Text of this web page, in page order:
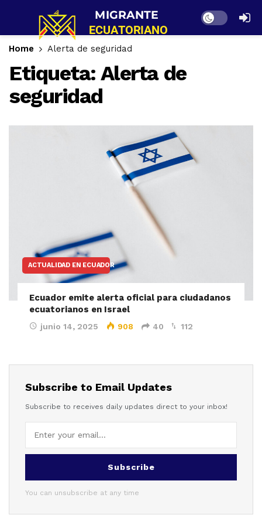
Dark mode
Home Alerta de seguridad
Etiqueta: Alerta de
seguridad
ACTUALIDAD EN ECUADOR
Ecuador emite alerta oficial para ciudadanos
ecuatorianos en Israel
junio 14, 2025 908 40 112
Subscribe to Email Updates
Subscribe to receives daily updates direct to your inbox!
Subscribe
You can unsubscribe at any time